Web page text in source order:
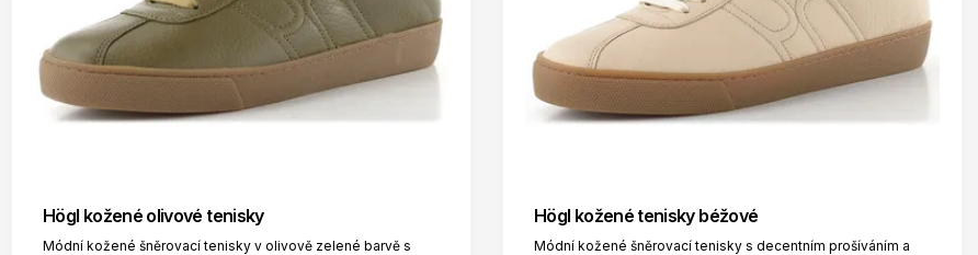
Högl kožené olivové tenisky
Módní kožené šněrovací tenisky v olivově zelené barvě s
Högl kožené tenisky béžové
Módní kožené šněrovací tenisky s decentním prošíváním a